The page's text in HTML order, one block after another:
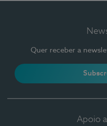
Quer receber a
Apoio